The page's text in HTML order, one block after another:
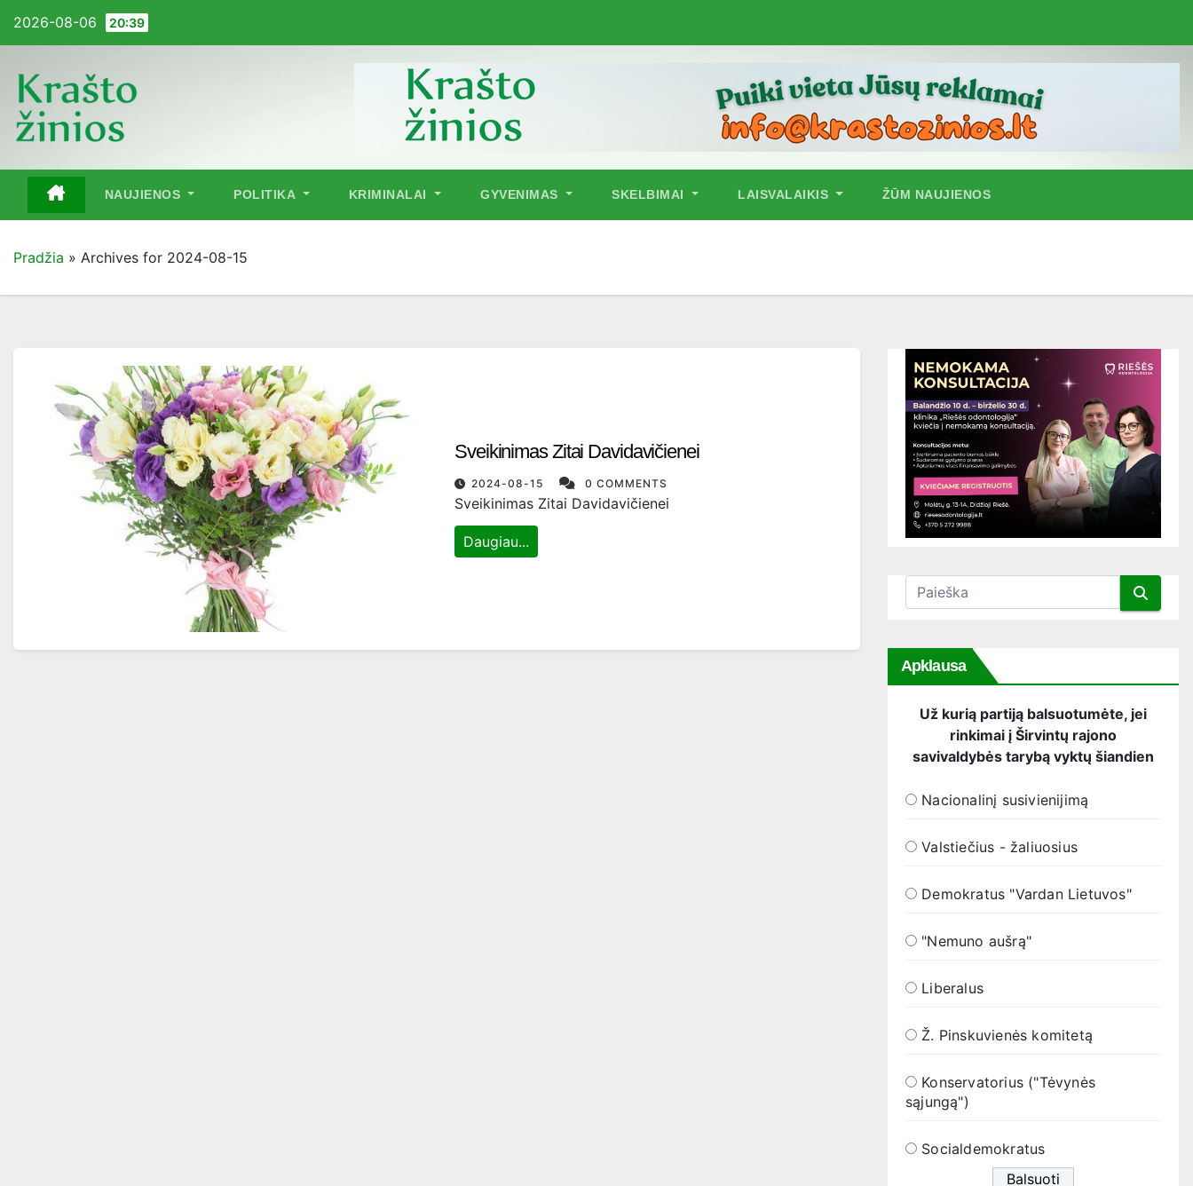
2026-08-06 20:39
NAUJIENOS POLITIKA KRIMINALAI GYVENIMAS SKELBIMAI LAISVALAIKIS ŽŪM NAUJIENOS
Pradžia » Archives for 2024-08-15
Sveikinimas Zitai Davidavičienei
2024-08-15 0 COMMENTS
Sveikinimas Zitai Davidavičienei
Daugiau...
Apklausa
Už kurią partiją balsuotumėte, jei
rinkimai į Širvintų rajono
savivaldybės tarybą vyktų šiandien
Nacionalinį susivienijimą
Valstiečius - žaliuosius
Demokratus "Vardan Lietuvos"
"Nemuno aušrą"
Liberalus
Ž. Pinskuvienės komitetą
Konservatorius ("Tėvynės
sąjungą")
Socialdemokratus